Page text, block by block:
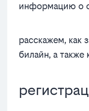
информацию о
расскажем, как
билайн, а также